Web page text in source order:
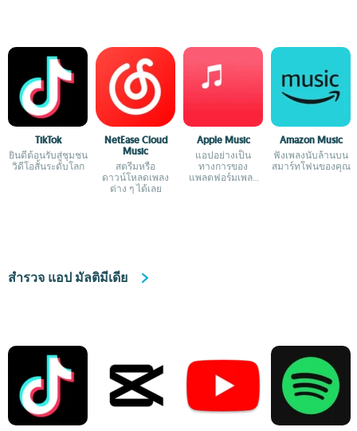
TikTok
ยินดีต้อนรับสู่ชุมชน
วิดีโอสั้นระดับโลก
NetEase Cloud
Music
สตรีมหรือ
ดาวน์โหลดเพลง
ต่าง ๆ ได้เลย
Apple Music
แอปอย่างเป็น
ทางการของ
แพลตฟอร์มเพลง
Amazon Music
ฟังเพลงนับล้านบน
สมาร์ทโฟนของคุณ
สำรวจ แอป มัลติมีเดีย